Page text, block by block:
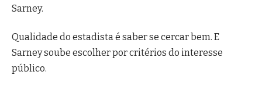
Sarney.
Qualidade do estadista é saber se cercar bem. E
Sarney soube escolher por critérios do interesse
público.